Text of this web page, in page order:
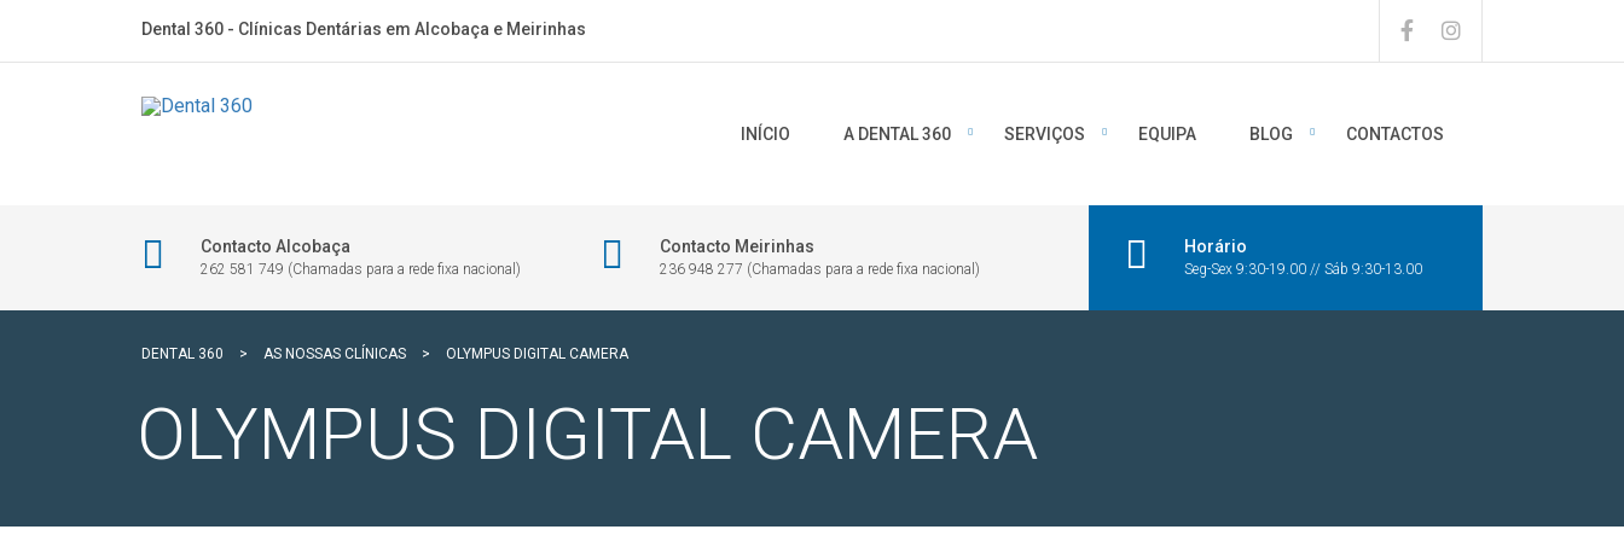
Dental 360 - Clínicas Dentárias em Alcobaça e Meirinhas
INÍCIO A DENTAL 360 SERVIÇOS EQUIPA BLOG CONTACTOS
Contacto Alcobaça
262 581 749 (Chamadas para a rede fixa nacional)
Contacto Meirinhas
236 948 277 (Chamadas para a rede fixa nacional)
Horário
Seg-Sex 9:30-19.00 // Sáb 9:30-13.00
DENTAL 360 > AS NOSSAS CLÍNICAS > OLYMPUS DIGITAL CAMERA
OLYMPUS DIGITAL CAMERA